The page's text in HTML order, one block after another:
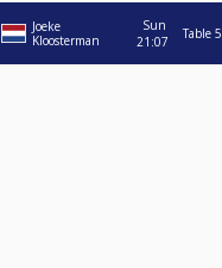
Joeke
Kloosterman
Sun
21:07
Table 5